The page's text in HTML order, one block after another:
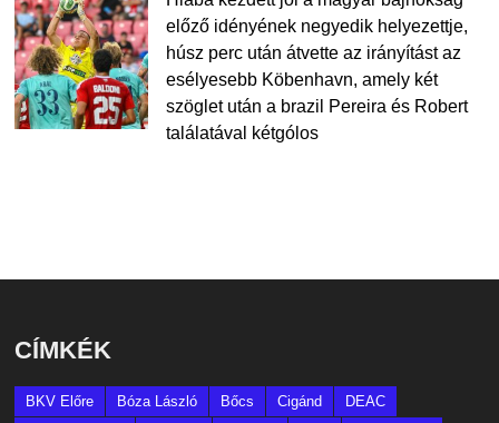
előző idényének negyedik helyezettje,
húsz perc után átvette az irányítást az
esélyesebb Köbenhavn, amely két
szöglet után a brazil Pereira és Robert
találatával kétgólos
CÍMKÉK
BKV Előre Bóza László Bőcs Cigánd
DEAC